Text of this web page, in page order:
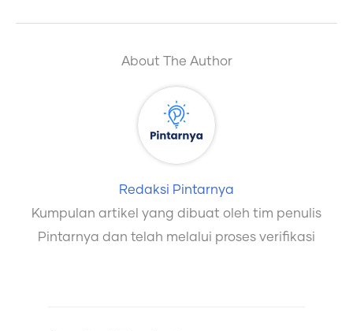
About The Author
Redaksi Pintarnya
Kumpulan artikel yang dibuat oleh tim penulis
Pintarnya dan telah melalui proses verifikasi